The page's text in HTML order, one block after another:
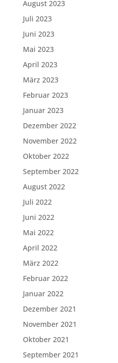
August 2023
Juli 2023
Juni 2023
Mai 2023
April 2023
März 2023
Februar 2023
Januar 2023
Dezember 2022
November 2022
Oktober 2022
September 2022
August 2022
Juli 2022
Juni 2022
Mai 2022
April 2022
März 2022
Februar 2022
Januar 2022
Dezember 2021
November 2021
Oktober 2021
September 2021